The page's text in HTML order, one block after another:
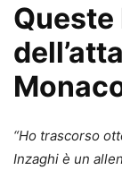
Queste
“Ho trascorso
Inzaghi è un